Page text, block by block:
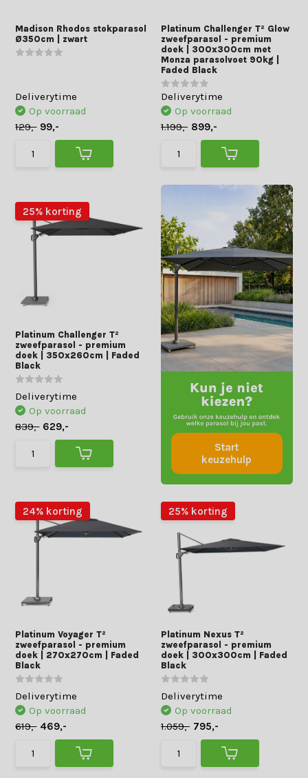
Madison Rhodos stokparasol
Ø350cm | zwart
Deliverytime
Op voorraad
129,- 99,-
Platinum Challenger T² Glow
zweefparasol - premium
doek | 300x300cm met
Monza parasolvoet 90kg |
Faded Black
Deliverytime
Op voorraad
1.199,- 899,-
25% korting
Platinum Challenger T²
zweefparasol - premium
doek | 350x260cm | Faded
Black
Deliverytime
Op voorraad
839,- 629,-
Start
keuzehulp
24% korting
Platinum Voyager T²
zweefparasol - premium
doek | 270x270cm | Faded
Black
Deliverytime
Op voorraad
619,- 469,-
25% korting
Platinum Nexus T²
zweefparasol - premium
doek | 300x300cm | Faded
Black
Deliverytime
Op voorraad
1.059,- 795,-